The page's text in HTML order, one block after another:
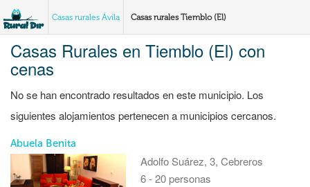
Casas rurales Ávila Casas rurales Tiemblo (El)
Casas Rurales en Tiemblo (El) con
cenas
No se han encontrado resultados en este municipio. Los
siguientes alojamientos pertenecen a municipios cercanos.
Abuela Benita
Adolfo Suárez, 3, Cebreros
6 - 20 personas